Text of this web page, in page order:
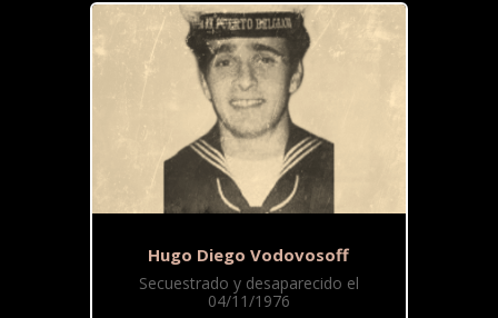
Hugo Diego Vodovosoff
Secuestrado y desaparecido el
04/11/1976